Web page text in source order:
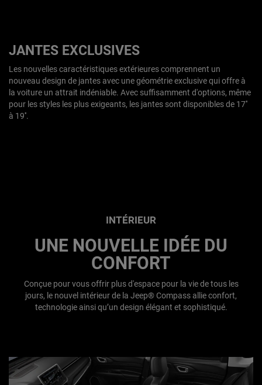
JANTES EXCLUSIVES
Les nouvelles caractéristiques extérieures comprennent un
nouveau design de jantes avec une géométrie exclusive qui offre à
la voiture un attrait indéniable. Avec suffisamment d'options, même
pour les styles les plus exigeants, les jantes sont disponibles de 17''
à 19''.
INTÉRIEUR
UNE NOUVELLE IDÉE DU
CONFORT
Conçue pour vous offrir plus d'espace pour la vie de tous les
jours, le nouvel intérieur de la Jeep® Compass allie confort,
technologie ainsi qu’un design élégant et sophistiqué.